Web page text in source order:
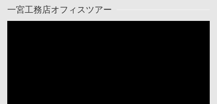
一宮工務店オフィスツアー